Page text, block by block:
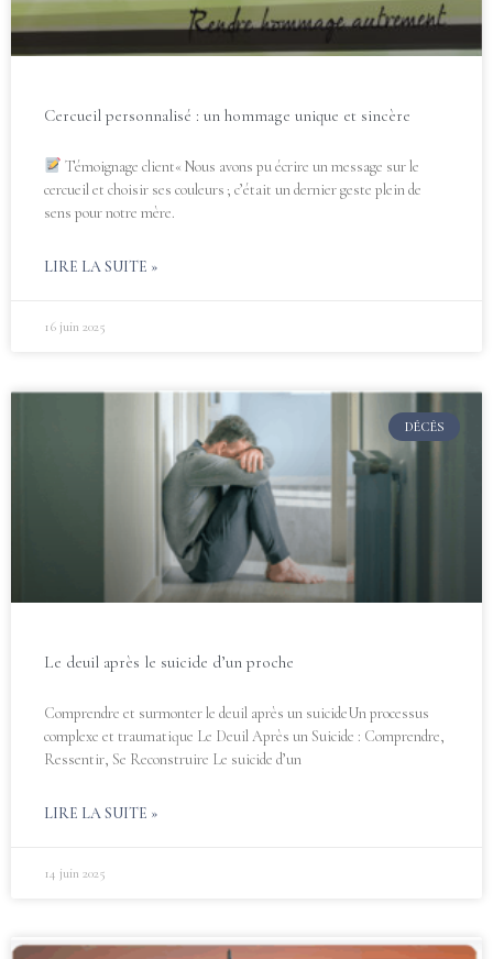
Cercueil personnalisé : un hommage unique et sincère
Témoignage client« Nous avons pu écrire un message sur le
cercueil et choisir ses couleurs ; c’était un dernier geste plein de
sens pour notre mère.
LIRE LA SUITE »
16 juin 2025
DÉCÈS
Le deuil après le suicide d’un proche
Comprendre et surmonter le deuil après un suicideUn processus
complexe et traumatique Le Deuil Après un Suicide : Comprendre,
Ressentir, Se Reconstruire Le suicide d’un
LIRE LA SUITE »
14 juin 2025